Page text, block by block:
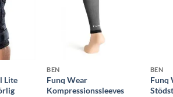
Lite
BEN
Funq Wear
Kompressionssleeves
BEN
Funq